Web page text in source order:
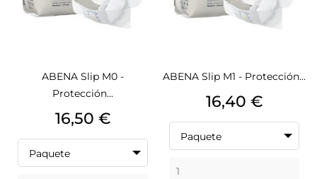
ABENA Slip M0 -
Protección...
Precio
16,50 €
Paquete
ABENA Slip M1 - Protección...
Precio
16,40 €
Paquete